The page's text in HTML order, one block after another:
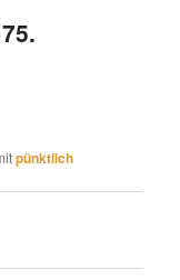
pünktlich